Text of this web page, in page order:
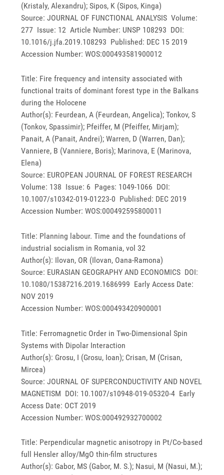
(Kristaly, Alexandru); Sipos, K (Sipos, Kinga)
Source: JOURNAL OF FUNCTIONAL ANALYSIS Volume:
277 Issue: 12 Article Number: UNSP 108293 DOI:
10.1016/j.jfa.2019.108293 Published: DEC 15 2019
Accession Number: WOS:000493581900012
Title: Fire frequency and intensity associated with
functional traits of dominant forest type in the Balkans
during the Holocene
Author(s): Feurdean, A (Feurdean, Angelica); Tonkov, S
(Tonkov, Spassimir); Pfeiffer, M (Pfeiffer, Mirjam);
Panait, A (Panait, Andrei); Warren, D (Warren, Dan);
Vanniere, B (Vanniere, Boris); Marinova, E (Marinova,
Elena)
Source: EUROPEAN JOURNAL OF FOREST RESEARCH
Volume: 138 Issue: 6 Pages: 1049-1066 DOI:
10.1007/s10342-019-01223-0 Published: DEC 2019
Accession Number: WOS:000492595800011
Title: Planning labour. Time and the foundations of
industrial socialism in Romania, vol 32
Author(s): Ilovan, OR (Ilovan, Oana-Ramona)
Source: EURASIAN GEOGRAPHY AND ECONOMICS DOI:
10.1080/15387216.2019.1686999 Early Access Date:
NOV 2019
Accession Number: WOS:000493420900001
Title: Ferromagnetic Order in Two-Dimensional Spin
Systems with Dipolar Interaction
Author(s): Grosu, I (Grosu, Ioan); Crisan, M (Crisan,
Mircea)
Source: JOURNAL OF SUPERCONDUCTIVITY AND NOVEL
MAGNETISM DOI: 10.1007/s10948-019-05320-4 Early
Access Date: OCT 2019
Accession Number: WOS:000492932700002
Title: Perpendicular magnetic anisotropy in Pt/Co-based
full Hensler alloy/MgO thin-film structures
Author(s): Gabor, MS (Gabor, M. S.); Nasui, M (Nasui, M.);